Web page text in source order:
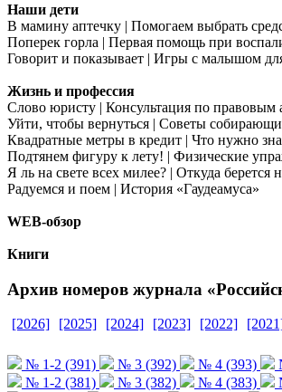
Наши дети
В мамину аптечку | Помогаем выбрать
Поперек горла | Первая помощь при
Говорит и показывает | Игры с малышом
Жизнь и профессия
Слово юристу | Консультация по правовым
Уйти, чтобы вернуться | Советы
Квадратные метры в кредит | Что нужно
Подтянем фигуру к лету! | Физические
Я ль на свете всех милее? | Откуда
Радуемся и поем | История «Гаудеамуса»
WEB-обзор
Книги
Архив номеров журнала
[2026] [2025] [2024] [2023] [2022]
№ 1-2 (391) № 3 (392) № 4 (393)
№ 1-2 (381)
№ 3 (382) № 4 (383)